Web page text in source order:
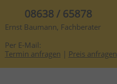
08638 / 65878
Ernst Baumann, Fachberater
Per E-Mail:
Termin anfragen | Preis anfragen